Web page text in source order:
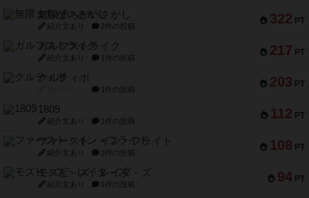
322 PT
無限まちがいさがし
紹介文あり 2件の投稿
217 PT
ガルフストライク
紹介文あり 1件の投稿
203 PT
クルティボ
1件の投稿
112 PT
1809
紹介文あり 1件の投稿
108 PT
ファースト・イン・フライト
紹介文あり 3件の投稿
94 PT
モズビ－ズ・レイダ－ズ
紹介文あり 1件の投稿